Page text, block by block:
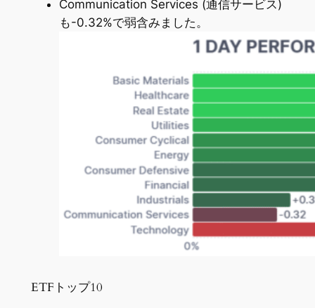
Communication Services (通信サービス)
も-0.32%で弱含みました。
ETFトップ10